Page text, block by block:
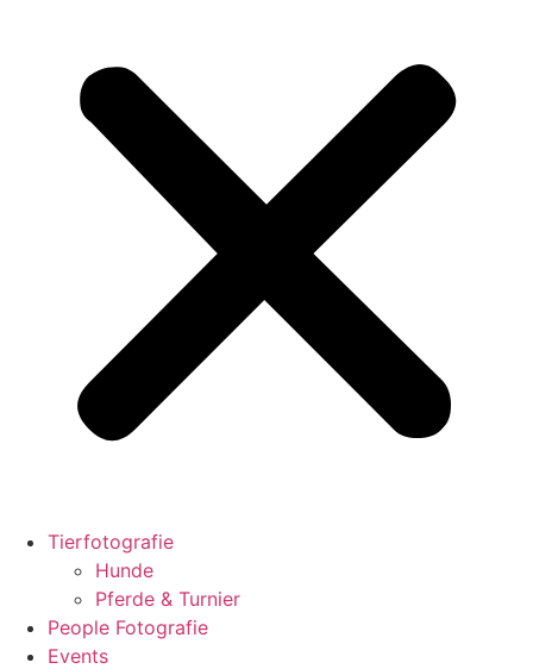
Tierfotografie
Hunde
Pferde & Turnier
People Fotografie
Events